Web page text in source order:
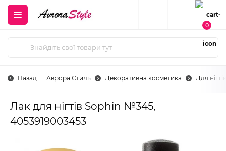
0
Назад Аврора Стиль Декоративна косметика Для нігтів
Лак для нігтів Sophin №345,
4053919003453